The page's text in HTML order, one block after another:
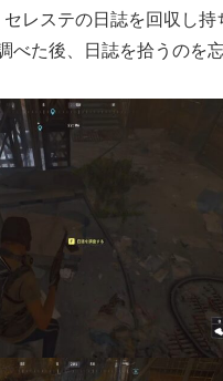
レステの日誌を回収し持
べた後、日誌を拾うのを忘